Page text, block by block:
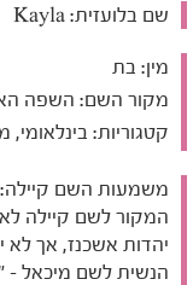
שם בלועזית:
מין: בת
מקור השם: השפה
קטגוריות: בינלאומי,
משמעות השם קיילה:
המקור לשם קיילה לא
יהדות אשכנז, אך לא
הנשית לשם מיכאל -